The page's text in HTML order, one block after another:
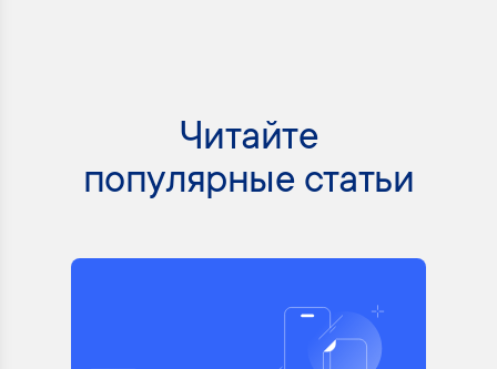
Читайте
популярные статьи